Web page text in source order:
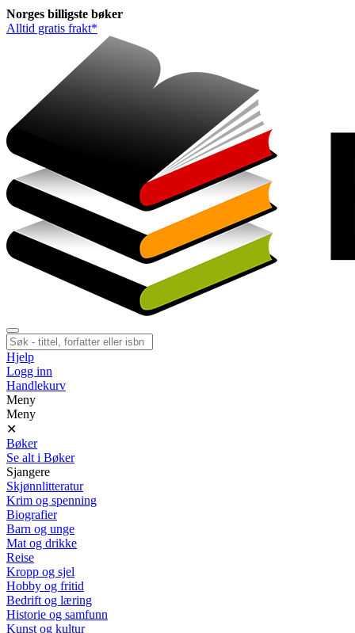
Norges billigste bøker
Alltid gratis frakt*
Hjelp
Logg inn
Handlekurv
Meny
Meny
✕
Bøker
Se alt i Bøker
Sjangere
Skjønnlitteratur
Krim og spenning
Biografier
Barn og unge
Mat og drikke
Reise
Kropp og sjel
Hobby og fritid
Bedrift og læring
Historie og samfunn
Kunst og kultur